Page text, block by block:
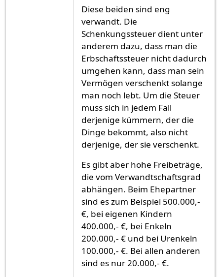
Diese beiden sind eng
verwandt. Die
Schenkungssteuer dient unter
anderem dazu, dass man die
Erbschaftssteuer nicht dadurch
umgehen kann, dass man sein
Vermögen verschenkt solange
man noch lebt. Um die Steuer
muss sich in jedem Fall
derjenige kümmern, der die
Dinge bekommt, also nicht
derjenige, der sie verschenkt.
Es gibt aber hohe Freibeträge,
die vom Verwandtschaftsgrad
abhängen. Beim Ehepartner
sind es zum Beispiel 500.000,-
€, bei eigenen Kindern
400.000,- €, bei Enkeln
200.000,- € und bei Urenkeln
100.000,- €. Bei allen anderen
sind es nur 20.000,- €.